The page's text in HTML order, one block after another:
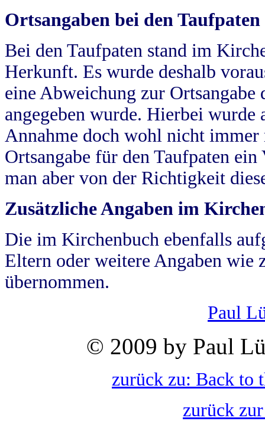
Ortsangaben bei den Taufpaten
Bei den Taufpaten stand im
Herkunft. Es wurde deshalb
eine Abweichung zur
angegeben wurde. Hierbei wurde
Annahme doch wohl nicht
Ortsangabe für den Taufpaten
man aber von der Richtigkeit
Zusätzliche Angaben im
Die im Kirchenbuch ebenfalls
Eltern oder weitere Angaben wie
übernommen.
Paul
© 2009 by Paul
zurück zu: Back to
zurück